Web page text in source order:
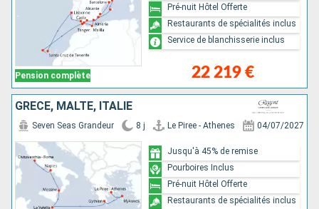
Pension complète 22 219 €
Pré-nuit Hôtel Offerte
Restaurants de spécialités inclus
Service de blanchisserie inclus
GRÈCE, MALTE, ITALIE
Seven Seas Grandeur 8 j Le Piree - Athenes 04/07/2027
Jusqu'à 45% de remise
Pourboires Inclus
Pré-nuit Hôtel Offerte
Restaurants de spécialités inclus